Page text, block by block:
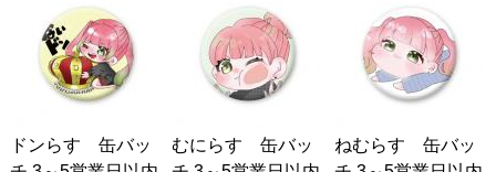
ドンらす 缶バッ
むにらす 缶バッ
ねむらす 缶バッ